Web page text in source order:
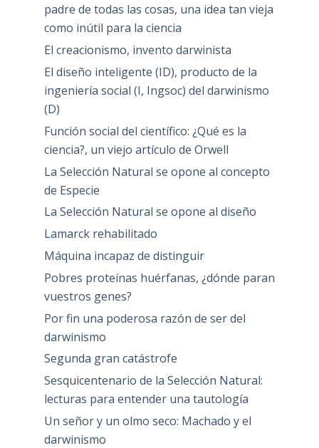
padre de todas las cosas, una idea tan vieja
como inútil para la ciencia
El creacionismo, invento darwinista
El diseño inteligente (ID), producto de la
ingeniería social (I, Ingsoc) del darwinismo
(D)
Función social del científico: ¿Qué es la
ciencia?, un viejo artículo de Orwell
La Selección Natural se opone al concepto
de Especie
La Selección Natural se opone al diseño
Lamarck rehabilitado
Máquina incapaz de distinguir
Pobres proteínas huérfanas, ¿dónde paran
vuestros genes?
Por fin una poderosa razón de ser del
darwinismo
Segunda gran catástrofe
Sesquicentenario de la Selección Natural:
lecturas para entender una tautología
Un señor y un olmo seco: Machado y el
darwinismo